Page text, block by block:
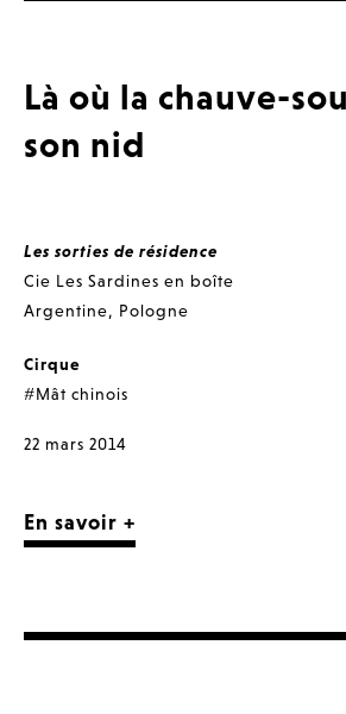
Là où la chauve-
son nid
Les sorties de résidence
Cie Les Sardines en boîte
Argentine, Pologne
Cirque
#Mât chinois
22 mars 2014
En savoir +